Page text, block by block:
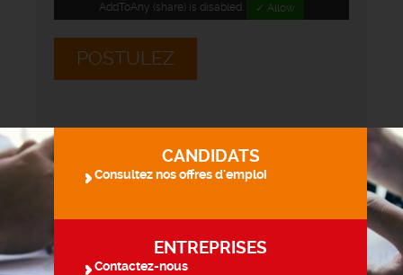
AddToAny (share) is disabled. ✓ Allow
POSTULEZ
CANDIDATS
Consultez nos offres d'emploi
ENTREPRISES
Contactez-nous